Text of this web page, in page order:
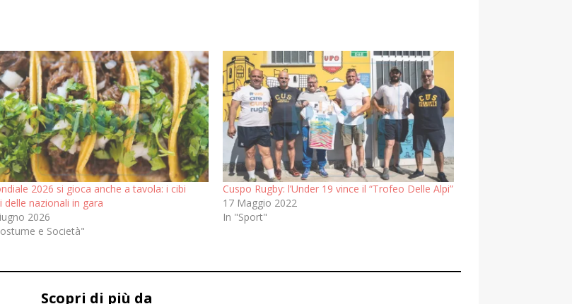
2026 si gioca anche a tavola: i cibi
delle nazionali in gara
2026
e Società"
Cuspo Rugby: l’Under 19 vince il “Trofeo Delle Alpi”
17 Maggio 2022
In "Sport"
Scopri di più da